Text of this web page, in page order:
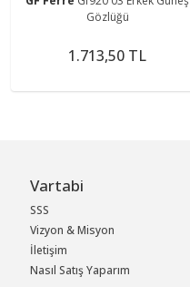
Gözlüğü
1.713,50 TL
Vartabi
SSS
Vizyon & Misyon
İletişim
Nasıl Satış Yaparım